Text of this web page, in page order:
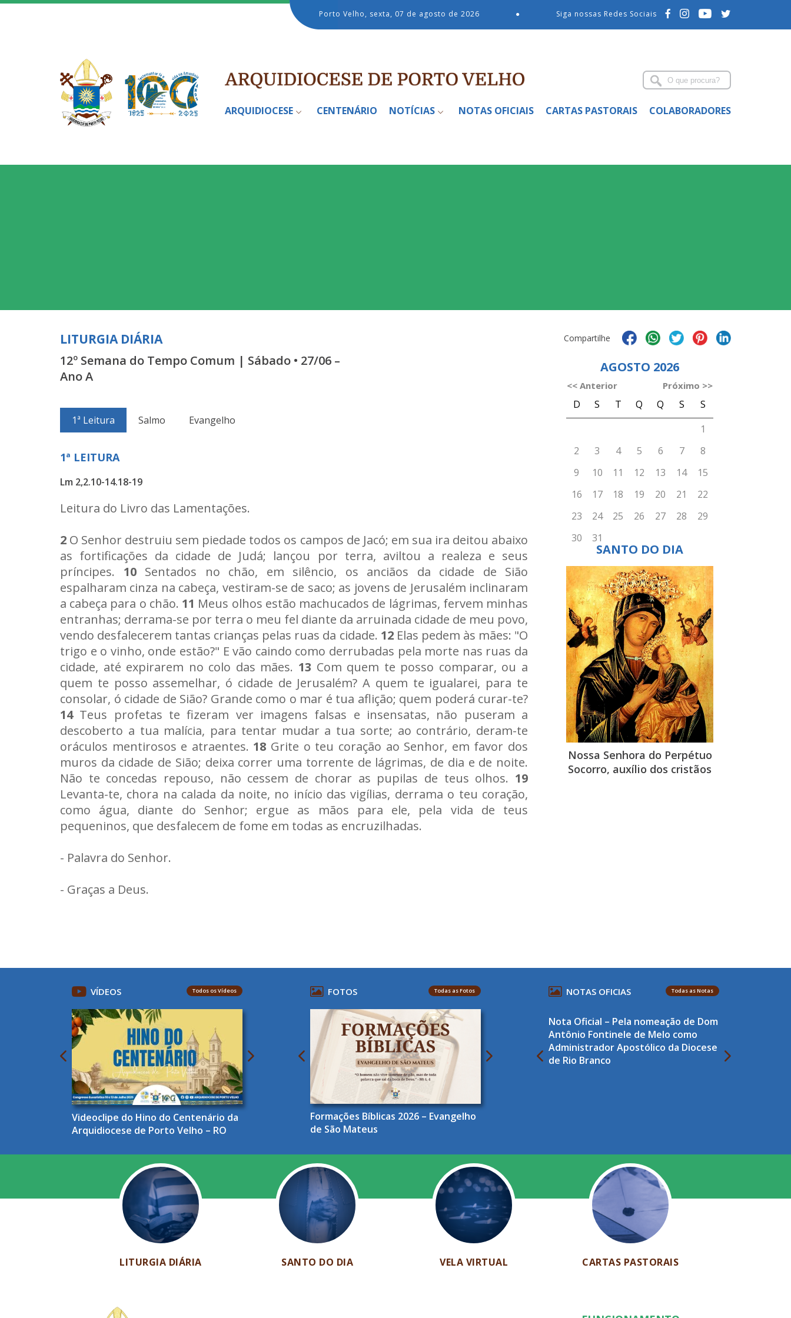
Porto Velho, sexta, 07 de agosto de 2026 ● Siga nossas Redes Sociais
ARQUIDIOCESE CENTENÁRIO NOTÍCIAS NOTAS OFICIAIS CARTAS PASTORAIS COLABORADORES
LITURGIA DIÁRIA Compartilhe
12º Semana do Tempo Comum | Sábado • 27/06 –
Ano A
1ª Leitura Salmo Evangelho
1ª LEITURA
Lm 2,2.10-14.18-19
Leitura do Livro das Lamentações.
2 O Senhor destruiu sem piedade todos os campos de Jacó; em sua ira deitou abaixo
as fortificações da cidade de Judá; lançou por terra, aviltou a realeza e seus
príncipes. 10Sentados no chão, em silêncio, os anciãos da cidade de Sião
espalharam cinza na cabeça, vestiram-se de saco; as jovens de Jerusalém inclinaram
a cabeça para o chão. 11 Meus olhos estão machucados de lágrimas, fervem minhas
entranhas; derrama-se por terra o meu fel diante da arruinada cidade de meu povo,
vendo desfalecerem tantas crianças pelas ruas da cidade. 12Elas pedem às mães: "O
trigo e o vinho, onde estão?" E vão caindo como derrubadas pela morte nas ruas da
cidade, até expirarem no colo das mães. 13 Com quem te posso comparar, ou a
quem te posso assemelhar, ó cidade de Jerusalém? A quem te igualarei, para te
consolar, ó cidade de Sião? Grande como o mar é tua aflição; quem poderá curar-te?
14Teus profetas te fizeram ver imagens falsas e insensatas, não puseram a
descoberto a tua malícia, para tentar mudar a tua sorte; ao contrário, deram-te
oráculos mentirosos e atraentes. 18 Grite o teu coração ao Senhor, em favor dos
muros da cidade de Sião; deixa correr uma torrente de lágrimas, de dia e de noite.
Não te concedas repouso, não cessem de chorar as pupilas de teus olhos. 19
Levanta-te, chora na calada da noite, no início das vigílias, derrama o teu coração,
como água, diante do Senhor; ergue as mãos para ele, pela vida de teus
pequeninos, que desfalecem de fome em todas as encruzilhadas.
- Palavra do Senhor.
- Graças a Deus.
SANTO DO DIA
Nossa Senhora do Perpétuo
Socorro, auxílio dos cristãos
VÍDEOS Todos os Vídeos
Videoclipe do Hino do Centenário da
Arquidiocese de Porto Velho – RO
FOTOS Todas as Fotos
Formações Bíblicas 2026 – Evangelho
de São Mateus
NOTAS OFICIAS Todas as Notas
Nota Oficial – Pela nomeação de Dom
Antônio Fontinele de Melo como
Administrador Apostólico da Diocese
de Rio Branco
LITURGIA DIÁRIA SANTO DO DIA VELA VIRTUAL CARTAS PASTORAIS